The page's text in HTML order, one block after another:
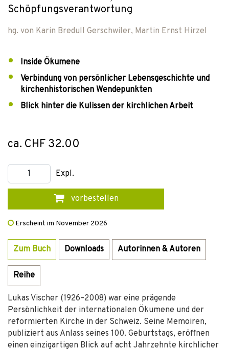
Schöpfungsverantwortung
hg. von Karin Bredull Gerschwiler, Martin Ernst Hirzel
Inside Ökumene
Verbindung von persönlicher Lebensgeschichte und
kirchenhistorischen Wendepunkten
Blick hinter die Kulissen der kirchlichen Arbeit
ca. CHF 32.00
Expl.
vorbestellen
Erscheint im November 2026
Zum Buch Downloads Autorinnen & Autoren
Reihe
Lukas Vischer (1926–2008) war eine prägende
Persönlichkeit der internationalen Ökumene und der
reformierten Kirche in der Schweiz. Seine Memoiren,
publiziert aus Anlass seines 100. Geburtstags, eröffnen
einen einzigartigen Blick auf acht Jahrzehnte kirchlicher